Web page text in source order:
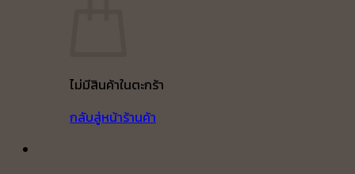
ไม่มีสินค้าในตะกร้า
กลับสู่หน้าร้านค้า